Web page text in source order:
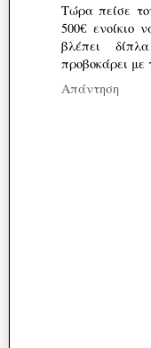
Τώρα πείσε
500€ ενοίκιο
βλέπει
προβοκάρει με
Απάντηση